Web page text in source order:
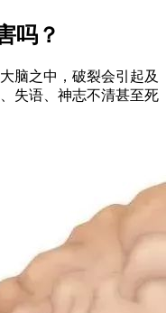
吗？
脑之中，破裂会引起及
失语、神志不清甚至死